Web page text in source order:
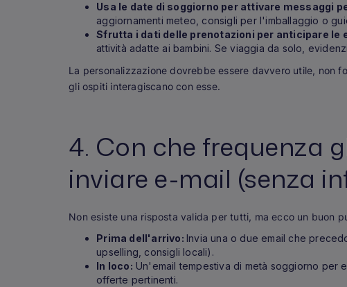
Usa le date di soggiorno per attivare messaggi
aggiornamenti meteo, consigli per l'imballaggio o
Sfrutta i dati delle prenotazioni per anticipare le
attività adatte ai bambini. Se viaggia da solo,
La personalizzazione dovrebbe essere davvero utile, non
gli ospiti interagiscano con esse.
4. Con che frequenza
inviare e-mail (senza
Non esiste una risposta valida per tutti, ma ecco un buon
Prima dell'arrivo: Invia una o due email che
upselling, consigli locali).
In loco: Un'email tempestiva di metà soggiorno per
offerte pertinenti.